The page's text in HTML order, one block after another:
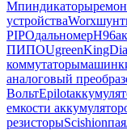
Мпиндикаторы
устройстваWorx
PIPOдальномерH96
ПИПОUgreen
коммутаторы
аналоговый
ВольтEpilot
емкости
резисторыScishion